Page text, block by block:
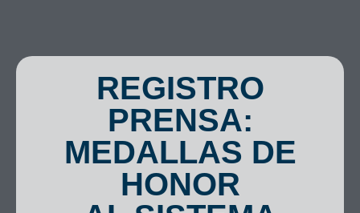
REGISTRO
PRENSA:
MEDALLAS DE
HONOR